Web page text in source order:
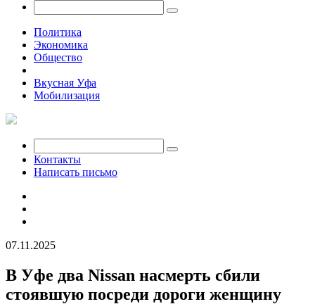
Политика
Экономика
Общество
Вкусная Уфа
Мобилизация
Контакты
Написать письмо
07.11.2025
В Уфе два Nissan насмерть сбили
стоявшую посреди дороги женщину